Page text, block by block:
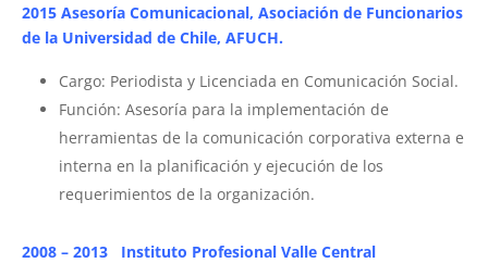
2015 Asesoría Comunicacional, Asociación de Funcionarios
de la Universidad de Chile, AFUCH.
Cargo: Periodista y Licenciada en Comunicación Social.
Función: Asesoría para la implementación de
herramientas de la comunicación corporativa externa e
interna en la planificación y ejecución de los
requerimientos de la organización.
2008 – 2013 Instituto Profesional Valle Central